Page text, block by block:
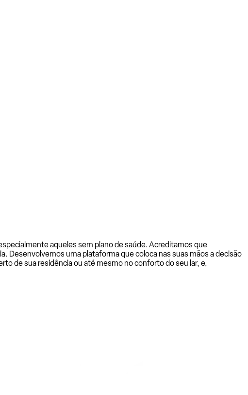
aqueles sem plano de saúde. Acreditamos que
Desenvolvemos uma plataforma que coloca nas suas mãos a decisão
de sua residência ou até mesmo no conforto do seu lar, e,